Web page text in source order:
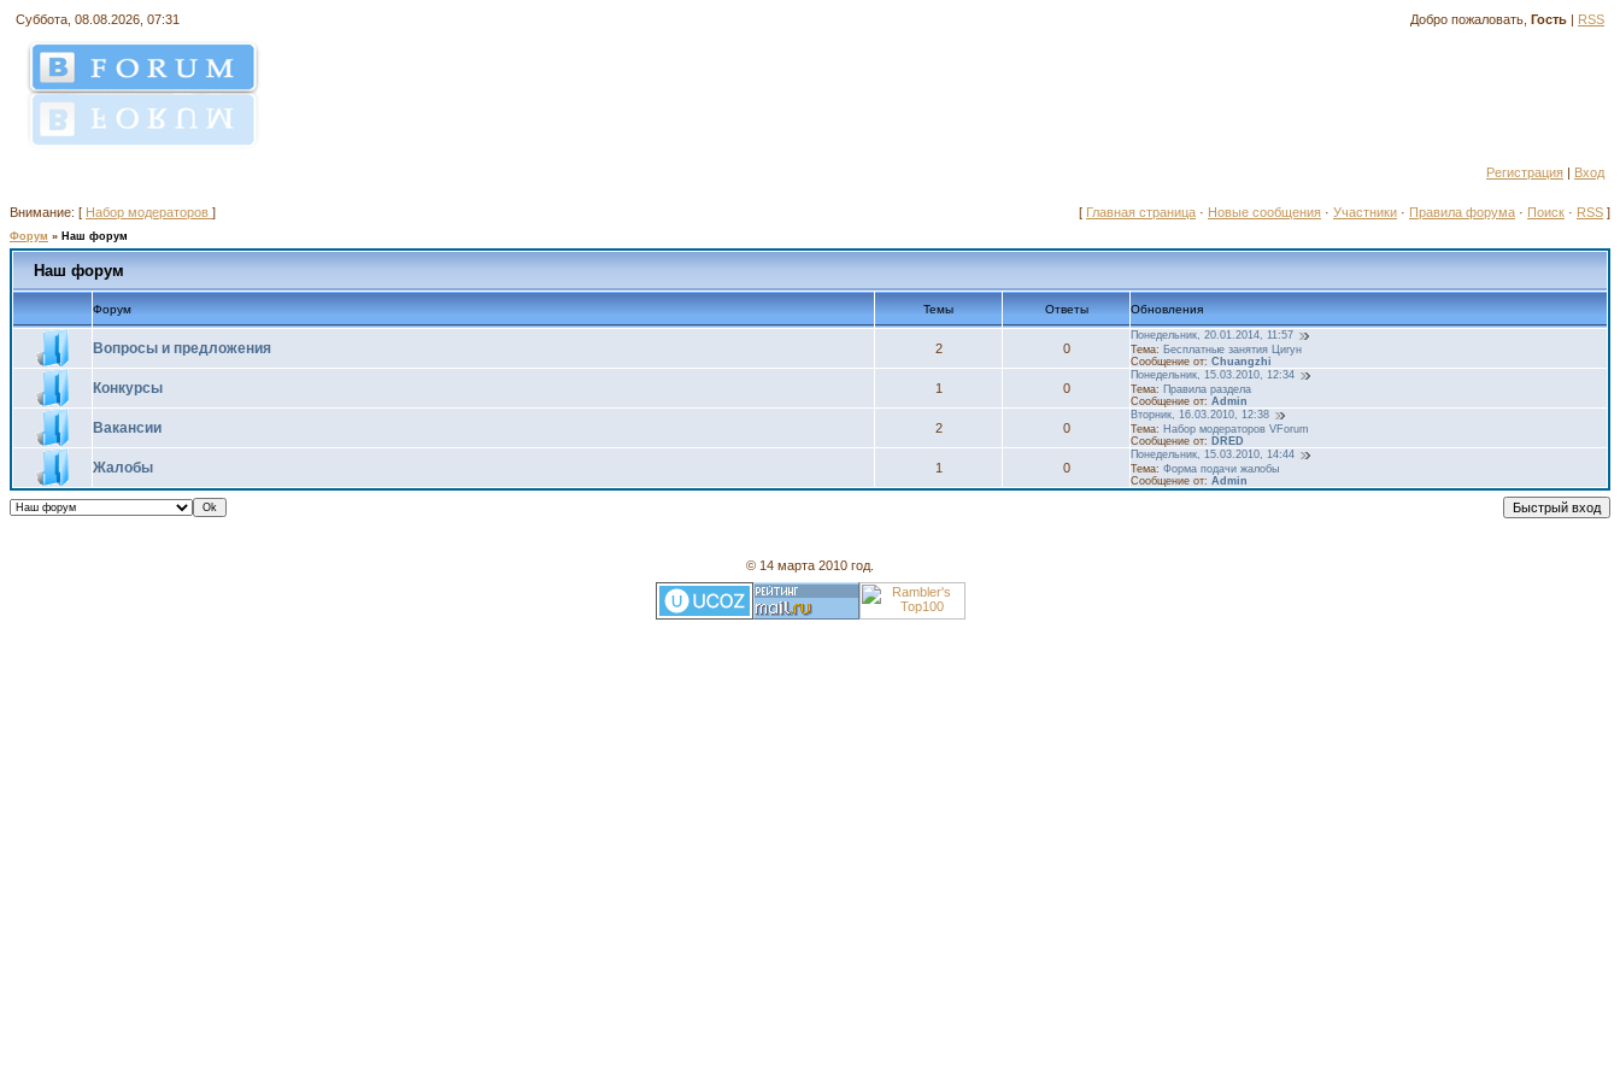
Суббота, 08.08.2026, 07:31 Добро пожаловать, Гость | RSS
Регистрация | Вход
Внимание: [ Набор модераторов ] [ Главная страница · Новые сообщения · Участники · Правила форума · Поиск · RSS ]
Форум » Наш форум
Наш форум
Форум Темы Ответы Обновления
Вопросы и предложения 2 0
Понедельник, 20.01.2014, 11:57
Тема: Бесплатные занятия Цигун
Сообщение от: Chuangzhi
Конкурсы 1 0
Понедельник, 15.03.2010, 12:34
Тема: Правила раздела
Сообщение от: Admin
Вакансии 2 0
Вторник, 16.03.2010, 12:38
Тема: Набор модераторов VForum
Сообщение от: DRED
Жалобы 1 0
Понедельник, 15.03.2010, 14:44
Тема: Форма подачи жалобы
Сообщение от: Admin
© 14 марта 2010 год.